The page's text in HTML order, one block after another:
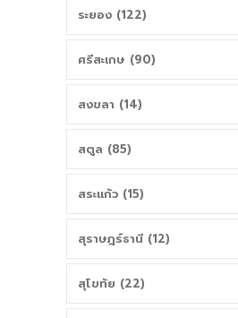
ระยอง (122)
ศรีสะเกษ (90)
สงขลา (14)
สตูล (85)
สระแก้ว (15)
สุราษฎร์ธานี (12)
สุโขทัย (22)